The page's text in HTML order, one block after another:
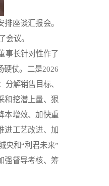
座谈汇报会。
会议。
事长针对性作了
硬仗。二是2026
解销售目标、
和挖潜上量、狠
本增效、加快重
进工艺改进、加
央和“利君未来”
强督导考核、筹